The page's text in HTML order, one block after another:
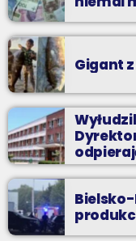
Gigant
Bielsko-